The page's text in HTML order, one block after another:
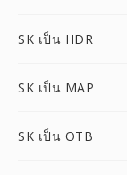
SK เป็น HDR
SK เป็น MAP
SK เป็น OTB